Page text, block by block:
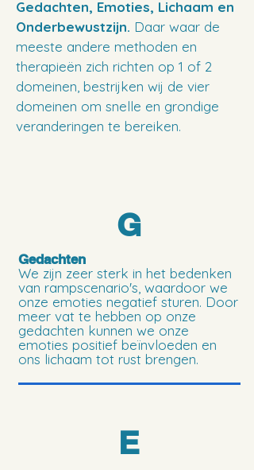
Gedachten, Emoties, Lichaam en
Onderbewustzijn. Daar waar de
meeste andere methoden en
therapieën zich richten op 1 of 2
domeinen, bestrijken wij de vier
domeinen om snelle en grondige
veranderingen te bereiken.
G
Gedachten
We zijn zeer sterk in het bedenken
van rampscenario's, waardoor we
onze emoties negatief sturen. Door
meer vat te hebben op onze
gedachten kunnen we onze
emoties positief beïnvloeden en
ons lichaam tot rust brengen.
E